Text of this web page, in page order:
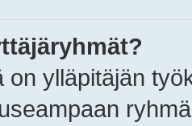
on ylläpitäjän